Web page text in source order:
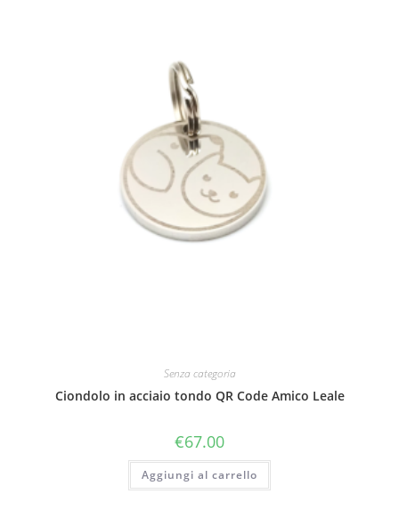
Senza categoria
Ciondolo in acciaio tondo QR Code Amico Leale
€67.00
Aggiungi al carrello